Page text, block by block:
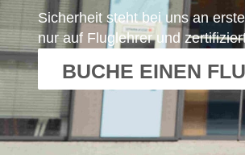
Sicherheit steht bei uns an
nur auf Fluglehrer und
BUCHE EINEN